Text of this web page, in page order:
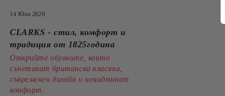
14 Юли 2026
CLARKS - стил, комфорт и
традиция от 1825година
Открийте обувките, които
съчетават британска класика,
съвременен дизайн и ненадминат
комфорт.